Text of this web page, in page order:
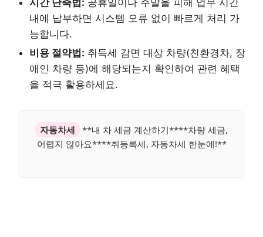
내에 납부하면 시스템 오류 없이 빠르게 처리 가
능합니다.
비용 절약법: 취득세 감면 대상 차량(친환경차, 장
애인 차량 등)에 해당되는지 확인하여 관련 혜택
을 적극 활용하세요.
자동차세
**내 차 세금 계산하기****차량 세금,
어렵지 않아요****취등록세, 자동차세 한눈에!**